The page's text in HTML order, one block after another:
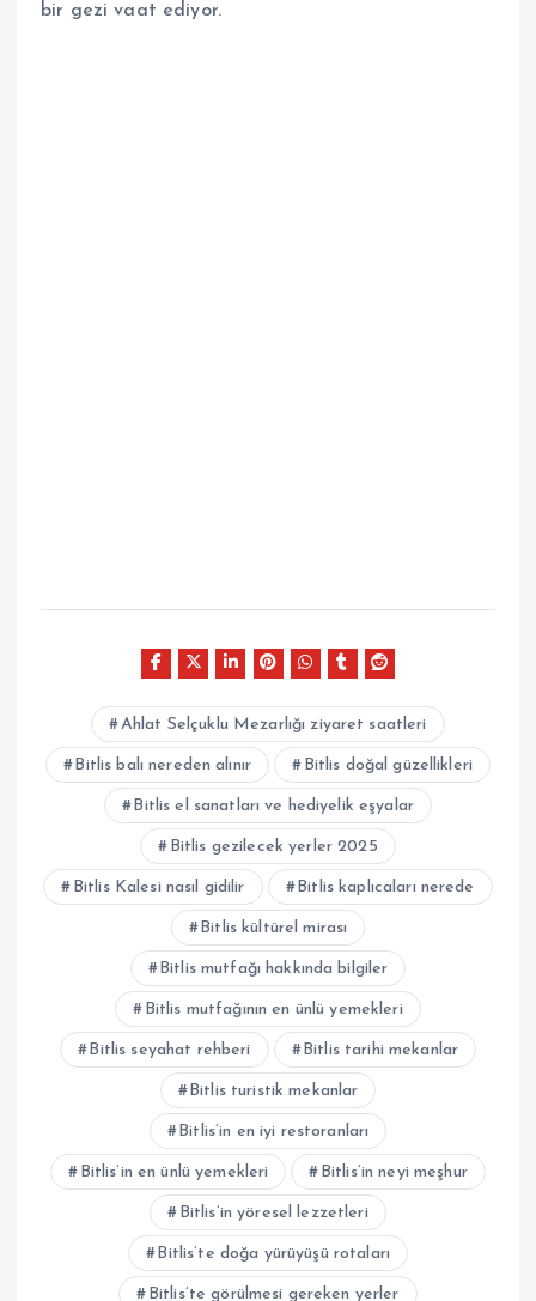
bir gezi vaat ediyor.
Ahlat Selçuklu Mezarlığı ziyaret saatleri
Bitlis balı nereden alınır Bitlis doğal güzellikleri
Bitlis el sanatları ve hediyelik eşyalar
Bitlis gezilecek yerler 2025
Bitlis Kalesi nasıl gidilir Bitlis kaplıcaları nerede
Bitlis kültürel mirası
Bitlis mutfağı hakkında bilgiler
Bitlis mutfağının en ünlü yemekleri
Bitlis seyahat rehberi Bitlis tarihi mekanlar
Bitlis turistik mekanlar
Bitlis’in en iyi restoranları
Bitlis’in en ünlü yemekleri Bitlis’in neyi meşhur
Bitlis’in yöresel lezzetleri
Bitlis’te doğa yürüyüşü rotaları
Bitlis’te görülmesi gereken yerler